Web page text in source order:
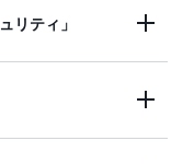
れるすべてのサ
ーキング、AWS
リティ」
ラウドのサービ